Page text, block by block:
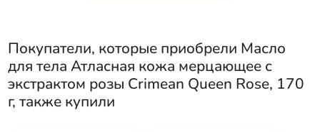
Покупатели, которые приобрели Масло
для тела Атласная кожа мерцающее с
экстрактом розы Crimean Queen Rose, 170
г, также купили